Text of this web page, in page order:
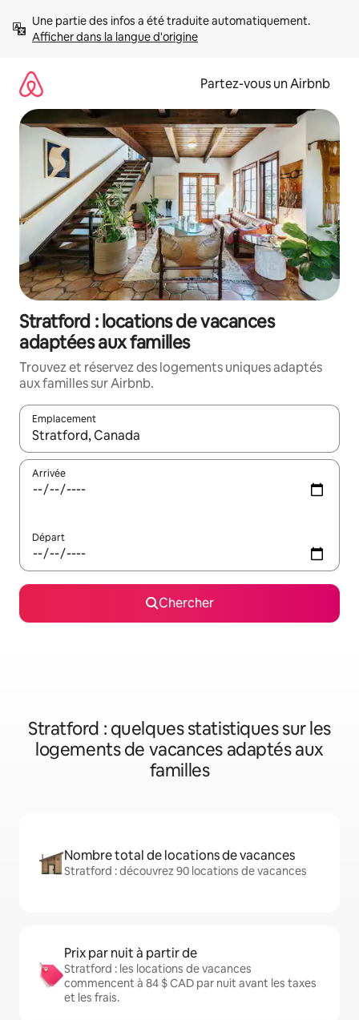
directement
Afficher dans la langue d'origine
Partez-vous un Airbnb
Stratford : locations de vacances
adaptées aux familles
Trouvez et réservez des logements uniques adaptés
aux familles sur Airbnb.
Emplacement
Quand les résultats sont affichés, parcourez-les en utilisant
Arrivée
Départ
Chercher
Stratford : quelques statistiques sur les
logements de vacances adaptés aux
familles
Nombre total de locations de vacances
Stratford : découvrez 90 locations de vacances
Prix par nuit à partir de
Stratford : les locations de vacances
commencent à 84 $ CAD par nuit avant les taxes
et les frais.